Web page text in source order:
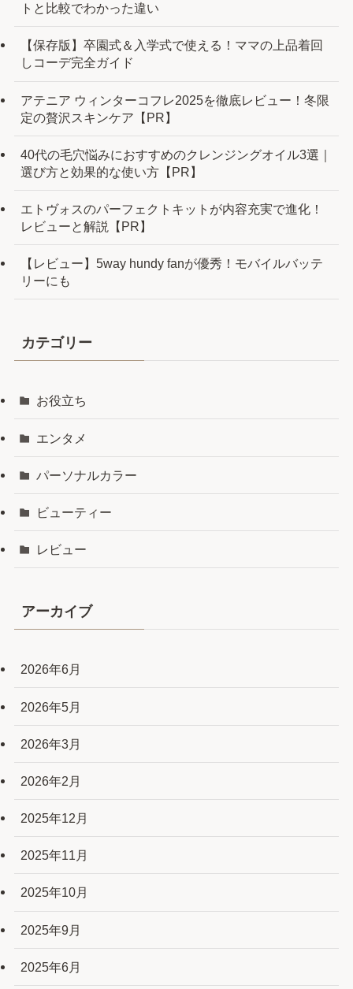
トと比較でわかった違い
【保存版】卒園式＆入学式で使える！ママの上品着回
しコーデ完全ガイド
アテニア ウィンターコフレ2025を徹底レビュー！冬限
定の贅沢スキンケア【PR】
40代の毛穴悩みにおすすめのクレンジングオイル3選｜
選び方と効果的な使い方【PR】
エトヴォスのパーフェクトキットが内容充実で進化！
レビューと解説【PR】
【レビュー】5way hundy fanが優秀！モバイルバッテ
リーにも
カテゴリー
お役立ち
エンタメ
パーソナルカラー
ビューティー
レビュー
アーカイブ
2026年6月
2026年5月
2026年3月
2026年2月
2025年12月
2025年11月
2025年10月
2025年9月
2025年6月